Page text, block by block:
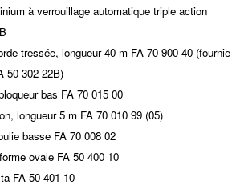
à verrouillage automatique triple action
tressée, longueur 40 m FA 70 900 40 (fournie
50 302 22B)
bas FA 70 015 00
longueur 5 m FA 70 010 99 (05)
basse FA 70 008 02
ovale FA 50 400 10
FA 50 401 10